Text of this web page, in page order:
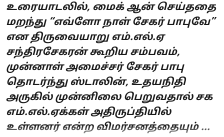
உரையாடலில், மைக் ஆன் செய்ததை
மறந்து “எவ்ளோ நாள் சேகர் பாபுவே”
என திருவையாறு எம்.எல்.ஏ
சந்திரசேகரன் கூறிய சம்பவம்,
முன்னாள் அமைச்சர் சேகர் பாபு
தொடர்ந்து ஸ்டாலின், உதயநிதி
அருகில் முன்னிலை பெறுவதால் சக
எம்.எல்.ஏக்கள் அதிருப்தியில்
உள்ளனர் என்ற விமர்சனத்தையும் ...